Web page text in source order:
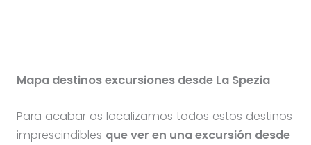
Mapa destinos excursiones desde La Spezia
Para acabar os localizamos todos estos destinos
imprescindibles que ver en una excursión desde